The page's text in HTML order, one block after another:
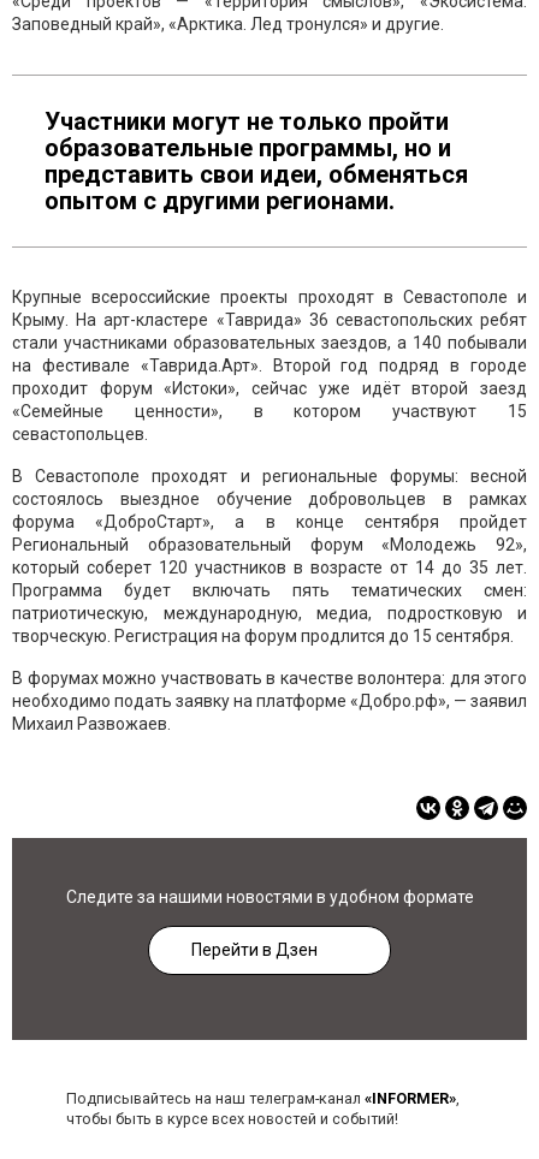
Заповедный край», «Арктика. Лед тронулся» и другие.
Участники могут не только пройти
образовательные программы, но и
представить свои идеи, обменяться
опытом с другими регионами.
Крупные всероссийские проекты проходят в Севастополе и
Крыму. На арт-кластере «Таврида» 36 севастопольских ребят
стали участниками образовательных заездов, а 140 побывали
на фестивале «Таврида.Арт». Второй год подряд в городе
проходит форум «Истоки», сейчас уже идёт второй заезд
«Семейные ценности», в котором участвуют 15
севастопольцев.
В Севастополе проходят и региональные форумы: весной
состоялось выездное обучение добровольцев в рамках
форума «ДоброСтарт», а в конце сентября пройдет
Региональный образовательный форум «Молодежь 92»,
который соберет 120 участников в возрасте от 14 до 35 лет.
Программа будет включать пять тематических смен:
патриотическую, международную, медиа, подростковую и
творческую. Регистрация на форум продлится до 15 сентября.
В форумах можно участвовать в качестве волонтера: для этого
необходимо подать заявку на платформе «Добро.рф», — заявил
Михаил Развожаев.
Следите за нашими новостями в удобном формате
Перейти в Дзен
Подписывайтесь на наш телеграм-канал «INFORMER»,
чтобы быть в курсе всех новостей и событий!